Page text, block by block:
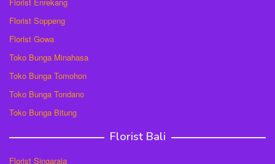
Florist Soppeng
Florist Gowa
Toko Bunga Minahasa
Toko Bunga Tomohon
Toko Bunga Tondano
Toko Bunga Bitung
Florist Bali
Florist Singaraja